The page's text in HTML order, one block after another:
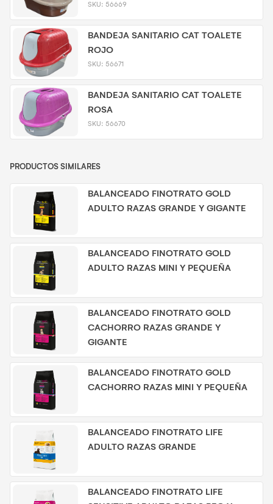
SKU: 56669
BANDEJA SANITARIO CAT TOALETE
ROJO
SKU: 56671
BANDEJA SANITARIO CAT TOALETE
ROSA
SKU: 56670
PRODUCTOS SIMILARES
BALANCEADO FINOTRATO GOLD
ADULTO RAZAS GRANDE Y GIGANTE
BALANCEADO FINOTRATO GOLD
ADULTO RAZAS MINI Y PEQUEÑA
BALANCEADO FINOTRATO GOLD
CACHORRO RAZAS GRANDE Y
GIGANTE
BALANCEADO FINOTRATO GOLD
CACHORRO RAZAS MINI Y PEQUEÑA
BALANCEADO FINOTRATO LIFE
ADULTO RAZAS GRANDE
BALANCEADO FINOTRATO LIFE